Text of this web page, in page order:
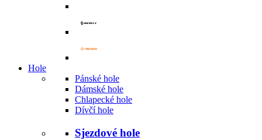
Hole
Pánské hole
Dámské hole
Chlapecké hole
Dívčí hole
Sjezdové hole